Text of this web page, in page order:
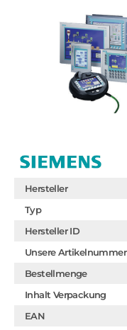
Hersteller
Typ
Hersteller ID
Unsere Artikelnummer
Bestellmenge
Inhalt Verpackung
EAN